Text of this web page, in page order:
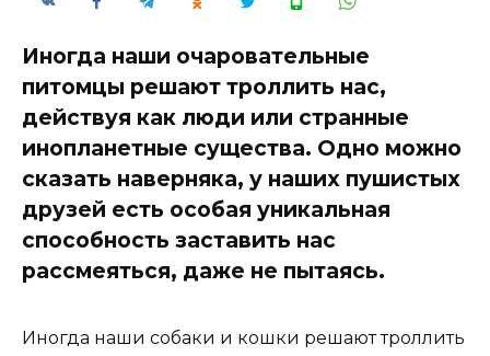
Иногда наши очаровательные
питомцы решают троллить нас,
действуя как люди или странные
инопланетные существа. Одно можно
сказать наверняка, у наших пушистых
друзей есть особая уникальная
способность заставить нас
рассмеяться, даже не пытаясь.
Иногда наши собаки и кошки решают троллить